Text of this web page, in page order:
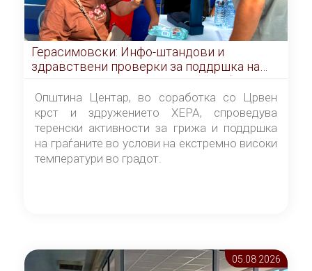
Герасимовски: Инфо-штандови и
здравствени проверки за поддршка на
граѓаните во услови на топлотен бран
Општина Центар, во соработка со Црвен
крст и здружението ХЕРА, спроведува
теренски активности за грижа и поддршка
на граѓаните во услови на екстремно високи
температури во градот.
05.08 2026